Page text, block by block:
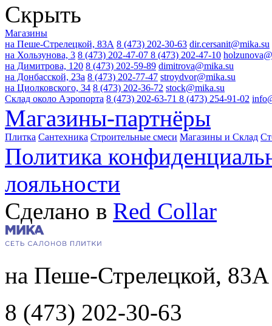
Скрыть
Магазины
на Пеше-Стрелецкой, 83А 8 (473) 202-30-63 dir.cersanit@mika.su
на Хользунова, 3 8 (473) 202-47-07 8 (473) 202-47-10
на Димитрова, 120 8 (473) 202-59-89 dimitrova@mika.su
на Донбасской, 23а 8 (473) 202-77-47 stroydvor@mika.su
на Циолковского, 34 8 (473) 202-36-72 stock@mika.su
Склад около Аэропорта 8 (473) 202-63-71 8 (473) 254-91-02
Магазины-партнёры
Плитка Сантехника Строительные смеси Магазины и Склад
Политика
лояльности
Сделано в Red Collar
на Пеше-Стрелецкой, 83А
8 (473) 202-30-63